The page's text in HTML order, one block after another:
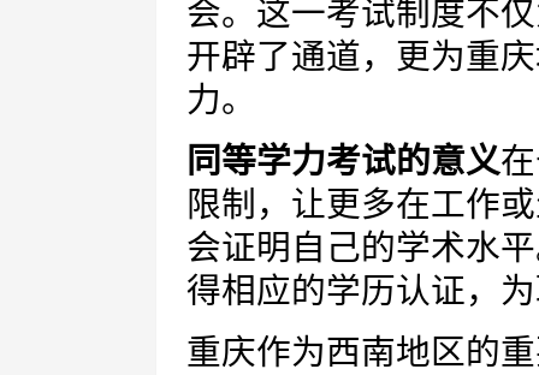
会。这一考试制度不
开辟了通道，更为重
力。
同等学力考试的意义
限制，让更多在工作
会证明自己的学术水
得相应的学历认证，
重庆作为西南地区的